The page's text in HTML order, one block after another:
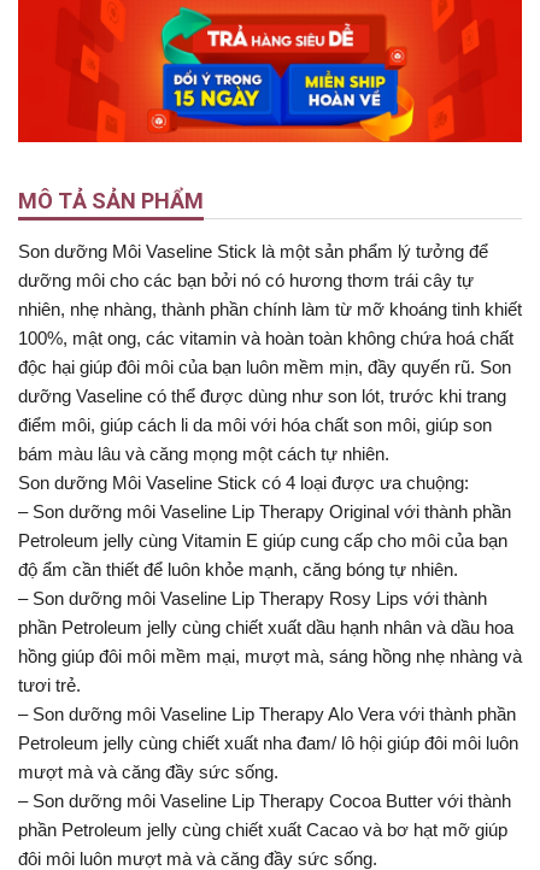
MÔ TẢ SẢN PHẨM
Son dưỡng Môi Vaseline Stick là một sản phẩm lý tưởng để
dưỡng môi cho các bạn bởi nó có hương thơm trái cây tự
nhiên, nhẹ nhàng, thành phần chính làm từ mỡ khoáng tinh khiết
100%, mật ong, các vitamin và hoàn toàn không chứa hoá chất
độc hại giúp đôi môi của bạn luôn mềm mịn, đầy quyến rũ. Son
dưỡng Vaseline có thể được dùng như son lót, trước khi trang
điểm môi, giúp cách li da môi với hóa chất son môi, giúp son
bám màu lâu và căng mọng một cách tự nhiên.
Son dưỡng Môi Vaseline Stick có 4 loại được ưa chuộng:
– Son dưỡng môi Vaseline Lip Therapy Original với thành phần
Petroleum jelly cùng Vitamin E giúp cung cấp cho môi của bạn
độ ẩm cần thiết để luôn khỏe mạnh, căng bóng tự nhiên.
– Son dưỡng môi Vaseline Lip Therapy Rosy Lips với thành
phần Petroleum jelly cùng chiết xuất dầu hạnh nhân và dầu hoa
hồng giúp đôi môi mềm mại, mượt mà, sáng hồng nhẹ nhàng và
tươi trẻ.
– Son dưỡng môi Vaseline Lip Therapy Alo Vera với thành phần
Petroleum jelly cùng chiết xuất nha đam/ lô hội giúp đôi môi luôn
mượt mà và căng đầy sức sống.
– Son dưỡng môi Vaseline Lip Therapy Cocoa Butter với thành
phần Petroleum jelly cùng chiết xuất Cacao và bơ hạt mỡ giúp
đôi môi luôn mượt mà và căng đầy sức sống.